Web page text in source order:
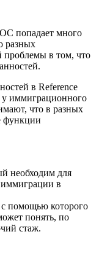
попадает много
разных
проблемы в том, что
в Reference
у иммиграционного
что в разных
функции
необходим для
в
помощью которого
понять, по
стаж.